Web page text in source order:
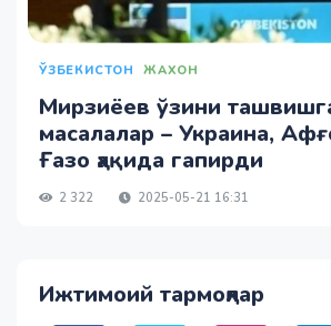
ЎЗБЕКИСТОН ЖАХОН
Мирзиёев ўзини
масалалар – Украина,
Ғазо ҳақида гапирди
2 322 2025-05-21 16:31
Ижтимоий тармоқлар